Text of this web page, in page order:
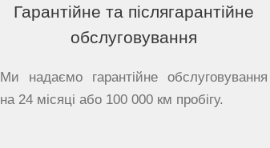
Гарантійне та післягарантійне
обслуговування
Ми надаємо гарантійне обслуговування
на 24 місяці або 100 000 км пробігу.